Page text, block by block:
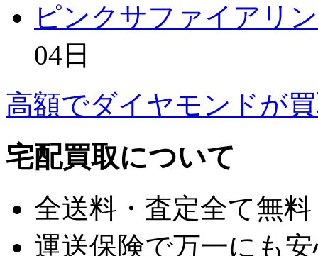
ピンクサファイアリ
04日
高額でダイヤモンドが
宅配買取について
全送料・査定全て無料
運送保険で万一にも